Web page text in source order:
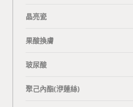
晶亮瓷
果酸換膚
玻尿酸
聚己內酯(洢蓮絲)